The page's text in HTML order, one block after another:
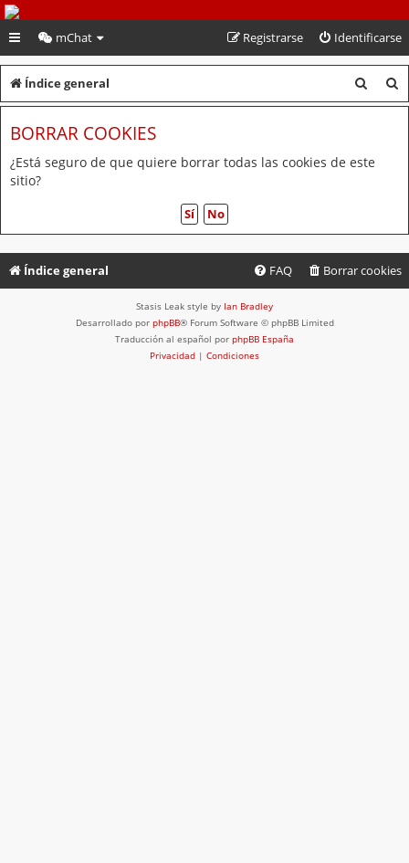
PeruVoley.com
mChat Identificarse
Registrarse
Índice general
u
u
c
BORRAR COOKIES
¿Está seguro de que quiere borrar todas las cookies de este
sitio?
Índice general Borrar cookies
FAQ
Stasis Leak style by Ian Bradley
Desarrollado por phpBB® Forum Software © phpBB Limited
Traducción al español por phpBB España
Privacidad | Condiciones